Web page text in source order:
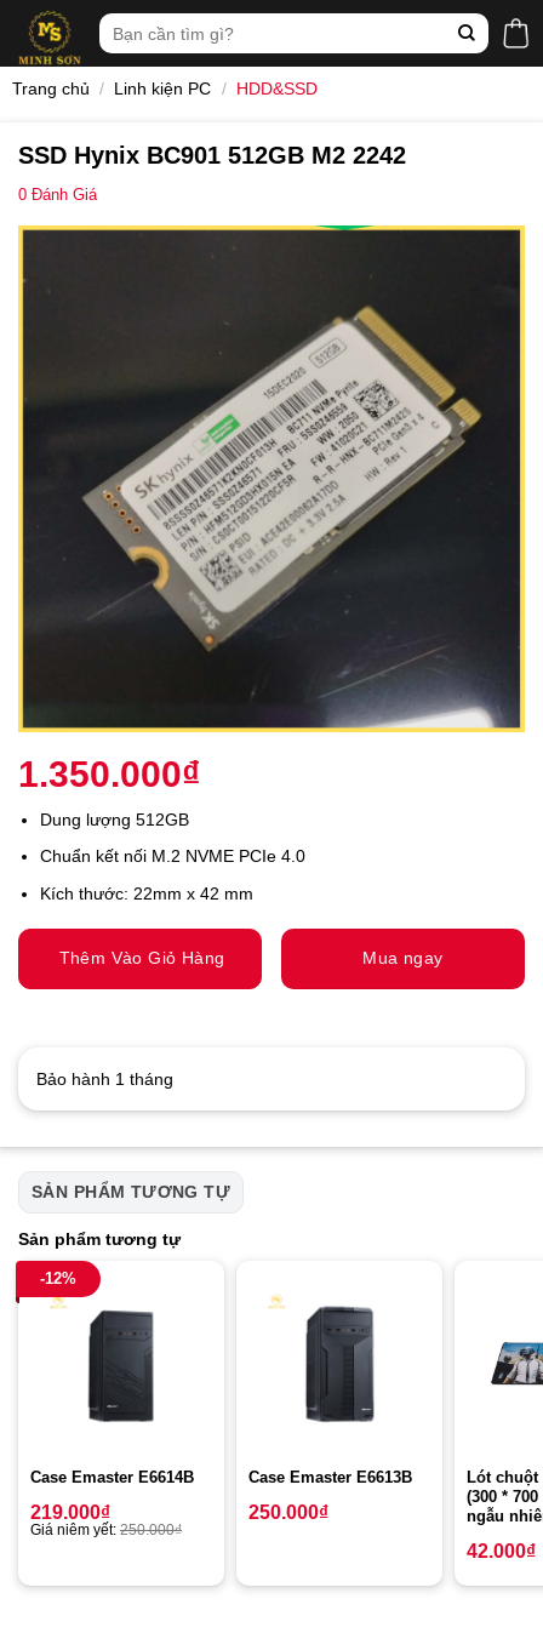
content
Tìm
kiếm:
Trang chủ / Linh kiện PC / HDD&SSD
SSD Hynix BC901 512GB M2 2242
0 Đánh Giá
1.350.000₫
Dung lượng 512GB
Chuẩn kết nối M.2 NVME PCIe 4.0
Kích thước: 22mm x 42 mm
Thêm Vào Giỏ Hàng Mua ngay
Bảo hành 1 tháng
SẢN PHẨM TƯƠNG TỰ
Sản phẩm tương tự
-12%
Case Emaster E6614B
219.000₫
Giá niêm yết: 250.000₫
Case Emaster E6613B
250.000₫
Lót
(300 *
ngẫu
42.000₫